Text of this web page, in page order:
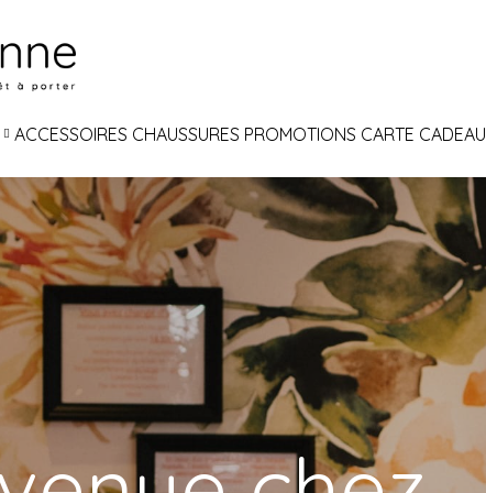
ACCESSOIRES CHAUSSURES PROMOTIONS CARTE CADEAU